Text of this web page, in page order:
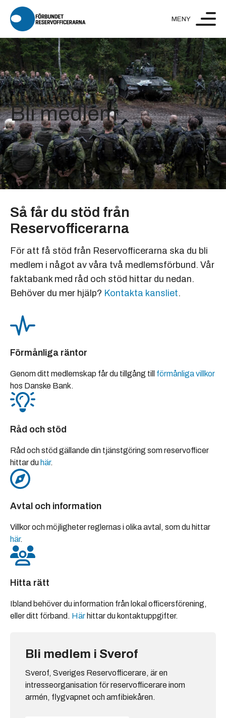
Hoppa till innehåll
Bli medlem
Så får du stöd från
Reservofficerarna
För att få stöd från Reservofficerarna ska du bli
medlem i något av våra två medlemsförbund. Vår
faktabank med råd och stöd hittar du nedan.
Behöver du mer hjälp? Kontakta kansliet.
Förmånliga räntor
Genom ditt medlemskap får du tillgång till förmånliga villkor
hos Danske Bank.
Råd och stöd
Råd och stöd gällande din tjänstgöring som reservofficer
hittar du här.
Avtal och information
Villkor och möjligheter reglernas i olika avtal, som du hittar
här.
Hitta rätt
Ibland behöver du information från lokal officersförening,
eller ditt förband. Här hittar du kontaktuppgifter.
Bli medlem i Sverof
Sverof, Sveriges Reservofficerare, är en
intresseorganisation för reservofficerare inom
armén, flygvapnet och amfibiekåren.